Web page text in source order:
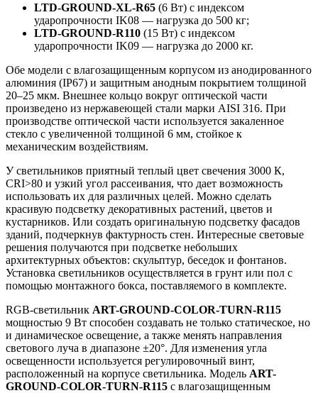
LTD-GROUND-XL-R65 (6 Вт) с индексом
ударопрочности IK08 — нагрузка до 500 кг;
LTD-GROUND-R110 (15 Вт) с индексом
ударопрочности IK09 — нагрузка до 2000 кг.
Обе модели с влагозащищенным корпусом из анодированного
алюминия (IP67) и защитным анодным покрытием толщиной
20–25 мкм. Внешнее кольцо вокруг оптической части
произведено из нержавеющей стали марки AISI 316. При
производстве оптической части используется закаленное
стекло с увеличенной толщиной 6 мм, стойкое к
механическим воздействиям.
У светильников приятный теплый цвет свечения 3000 К,
CRI>80 и узкий угол рассеивания, что дает возможность
использовать их для различных целей. Можно сделать
красивую подсветку декоративных растений, цветов и
кустарников. Или создать оригинальную подсветку фасадов
зданий, подчеркнув фактурность стен. Интересные световые
решения получаются при подсветке небольших
архитектурных объектов: скульптур, беседок и фонтанов.
Установка светильников осуществляется в грунт или пол с
помощью монтажного бокса, поставляемого в комплекте.
RGB-светильник ART-GROUND-COLOR-TURN-R115
мощностью 9 Вт способен создавать не только статическое, но
и динамическое освещение, а также менять направления
светового луча в диапазоне ±20°. Для изменения угла
освещенности используется регулировочный винт,
расположенный на корпусе светильника. Модель ART-
GROUND-COLOR-TURN-R115 с влагозащищенным